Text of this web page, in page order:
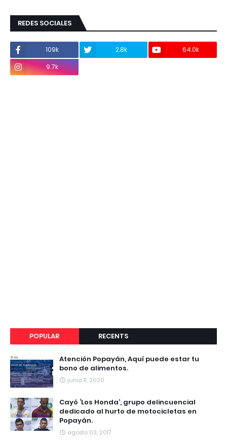
REDES SOCIALES
109k 2.8k
64.0k
9.7k
POPULAR RECENTS
Atención Popayán, Aquí puede estar tu
bono de alimentos.
junio 11, 2020
Cayó ‘Los Honda’, grupo delincuencial
dedicado al hurto de motocicletas en
Popayán.
agosto 03, 2017